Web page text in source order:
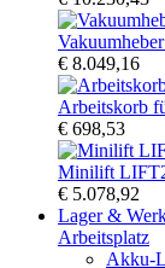
€ 8.049,16
Arbeitskorb
€ 698,53
Minilift
€ 5.078,92
Lager &
Arbeitsplatz
Akku-